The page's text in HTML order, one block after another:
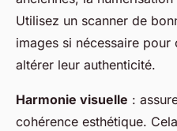
Utilisez un scanner de
images si nécessaire
altérer leur authenticité.
Harmonie visuelle :
cohérence esthétique.